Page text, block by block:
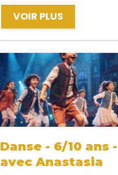
VOIR PLUS
Danse - 6/10 ans -
avec Anastasia